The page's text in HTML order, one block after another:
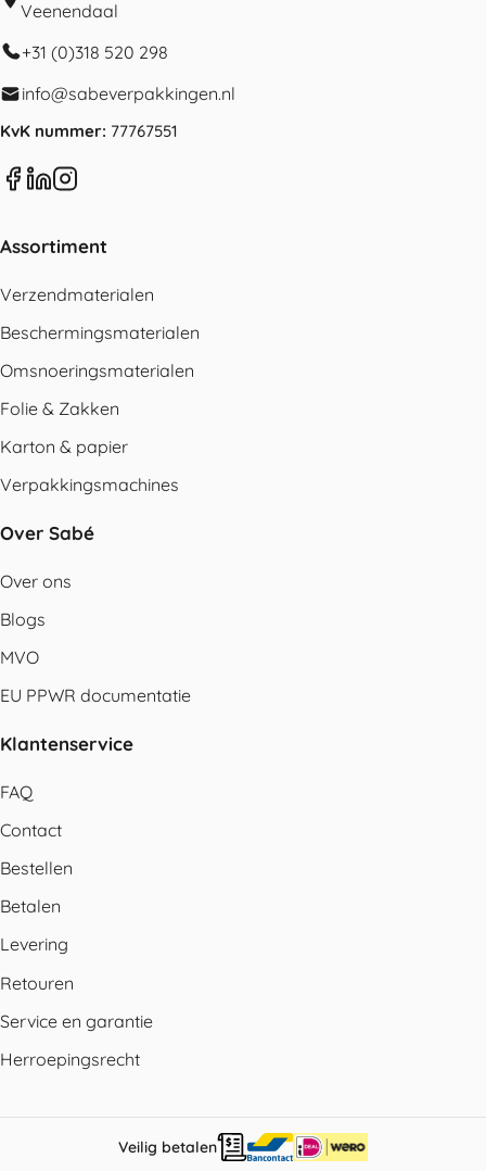
Veenendaal
+31 (0)318 520 298
info@sabeverpakkingen.nl
KvK nummer: 77767551
Assortiment
Verzendmaterialen
Beschermingsmaterialen
Omsnoeringsmaterialen
Folie & Zakken
Karton & papier
Verpakkingsmachines
Over Sabé
Over ons
Blogs
MVO
EU PPWR documentatie
Klantenservice
FAQ
Contact
Bestellen
Betalen
Levering
Retouren
Service en garantie
Herroepingsrecht
Veilig betalen